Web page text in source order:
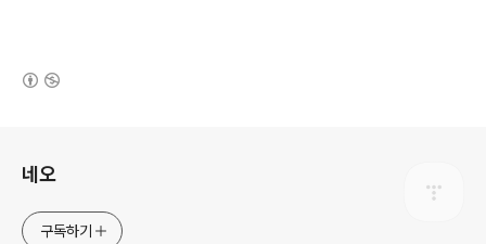
네오
구독하기